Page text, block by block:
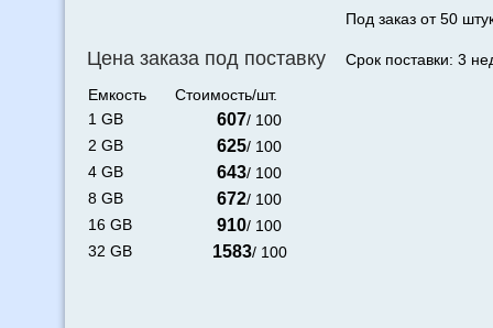
Цена заказа под поставку
Емкость
Стоимость/шт.
1 GB
607/ 100
2 GB
625/ 100
4 GB
643/ 100
8 GB
672/ 100
16 GB
910/ 100
32 GB
1583/ 100
Под заказ от 50
Срок поставки: 3